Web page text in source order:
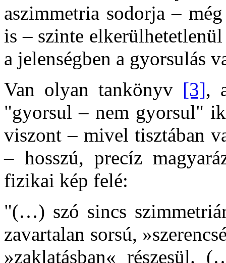
aszimmetria sodorja –
is – szinte
a jelenségben a gyorsulás
Van olyan tankönyv [3],
"gyorsul – nem gyorsul"
viszont – mivel tisztában
– hosszú, precíz
fizikai kép felé:
"(…) szó sincs
zavartalan sorsú,
»zaklatásban« részesül.